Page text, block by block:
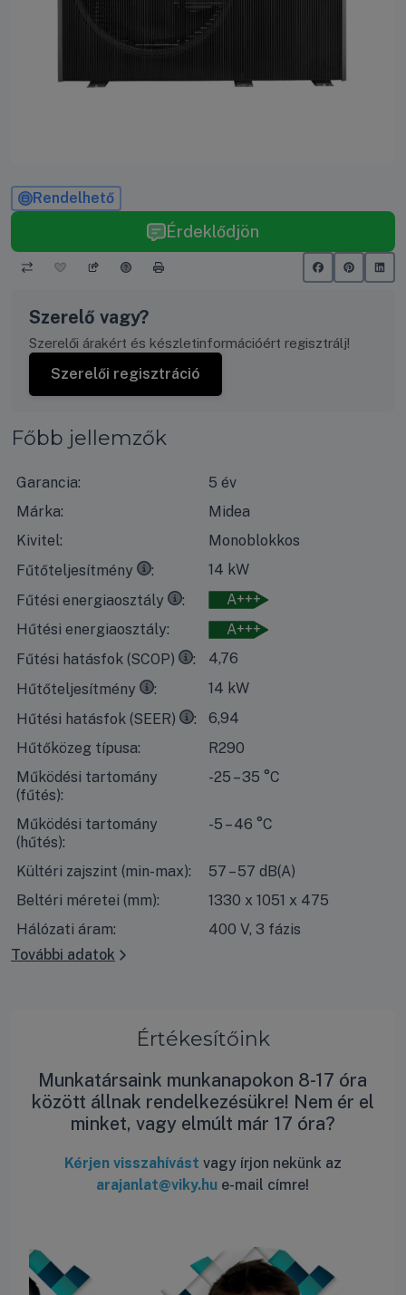
Rendelhető
Érdeklődjön
Szerelő vagy?
Szerelői árakért és készletinformációért regisztrálj!
Szerelői regisztráció
Főbb jellemzők
Garancia:
5 év
Márka:
Midea
Kivitel:
Monoblokkos
Fűtőteljesítmény
14 kW
35°Ckilépő vízhőmérséklet esetén, 7°C-os száraz
Fűtési energiaosztály
A+++
35°Ckilépő vízhőmérséklet esetén, 7°C-os száraz
Hűtési energiaosztály:
A+++
Fűtési hatásfok (SCOP)
4,76
35°Ckilépő vízhőmérséklet esetén, 7°C-os száraz
Hűtőteljesítmény
14 kW
7°Ckilépő vízhőmérséklet esetén, 35°C-os száraz
Hűtési hatásfok (SEER)
6,94
18°Ckilépő vízhőmérséklet esetén, 35°C-os száraz
Hűtőközeg típusa:
R290
Működési tartomány
(fűtés):
-25 – 35 °C
Működési tartomány
(hűtés):
-5 – 46 °C
Kültéri zajszint (min-max):
57 – 57 dB(A)
Beltéri méretei (mm):
1330 x 1051 x 475
Hálózati áram:
400 V, 3 fázis
További adatok
Értékesítőink
Munkatársaink munkanapokon 8-17 óra
között állnak rendelkezésükre! Nem ér el
minket, vagy elmúlt már 17 óra?
Kérjen visszahívást vagy írjon nekünk az
arajanlat@viky.hu e-mail címre!